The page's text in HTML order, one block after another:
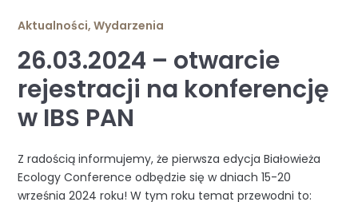
Aktualności,Wydarzenia
26.03.2024 – otwarcie
rejestracji na konferencję
w IBS PAN
Z radością informujemy, że pierwsza edycja Białowieża
Ecology Conference odbędzie się w dniach 15-20
września 2024 roku! W tym roku temat przewodni to: